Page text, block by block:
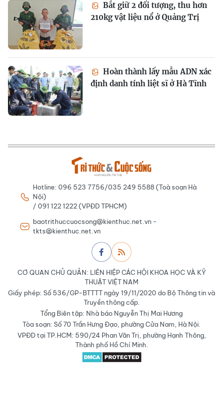
Bắt giữ 2 đối tượng, thu hơn
210kg vật liệu nổ ở Quảng Trị
Hoàn thành lấy mẫu ADN xác
định danh tính liệt sĩ ở Hà Tĩnh
Hotline: 096 523 7756/035 249 5588 (Toà soạn Hà
Nội)
/ 091 122 1222 (VPĐD TPHCM)
baotrithuccuocsong@kienthuc.net.vn -
tkts@kienthuc.net.vn
CƠ QUAN CHỦ QUẢN: LIÊN HIỆP CÁC HỘI KHOA HỌC VÀ KỸ
THUẬT VIỆT NAM
Giấy phép: Số 536/GP-BTTTT ngày 19/11/2020 do Bộ Thông tin và
Truyền thông cấp.
Tổng Biên tập: Nhà báo Nguyễn Thị Mai Hương
Tòa soạn: Số 70 Trần Hưng Đạo, phường Cửa Nam, Hà Nội.
VPĐD tại TP.HCM: 590/24 Phan Văn Trị, phường Hạnh Thông,
Thành phố Hồ Chí Minh.